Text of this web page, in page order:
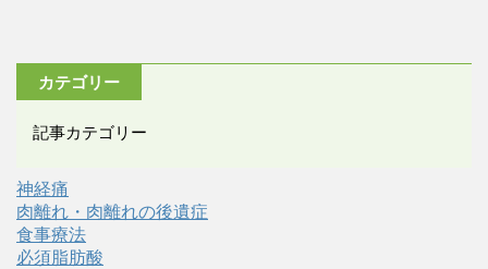
カテゴリー
記事カテゴリー
神経痛
肉離れ・肉離れの後遺症
食事療法
必須脂肪酸